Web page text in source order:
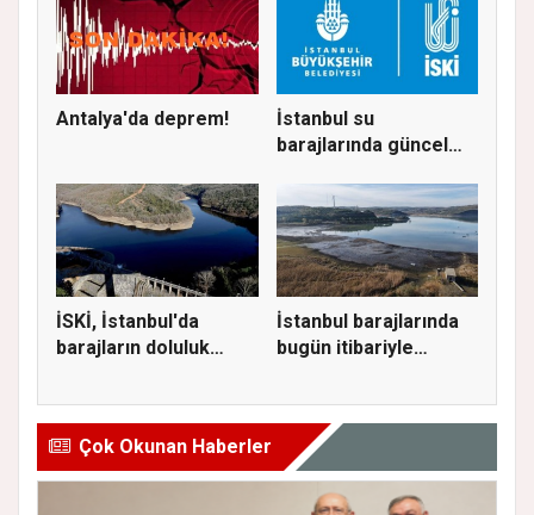
Antalya'da deprem!
İstanbul su
barajlarında güncel
İSKİ, İstanbul'da
barajların doluluk
İstanbul barajlarında
bugün itibariyle
Çok Okunan Haberler